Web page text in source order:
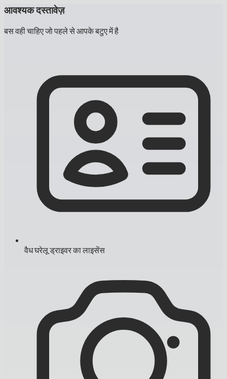
आवश्यक दस्तावेज़
बस वही चाहिए जो पहले से आपके बटुए में है
वैध घरेलू ड्राइवर का लाइसेंस